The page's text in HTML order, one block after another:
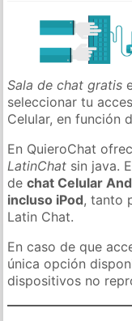
Sala de chat gratis
seleccionar tu
Celular, en función
En QuieroChat
LatinChat sin java.
dechat Celular
incluso iPod, tanto
Latin Chat.
En caso de que
única opción
dispositivos no